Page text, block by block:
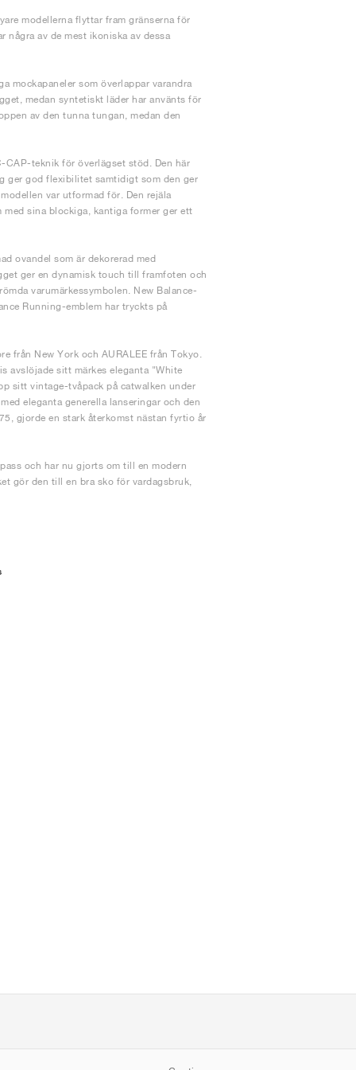
modellerna flyttar fram gränserna för
av de mest ikoniska av dessa
mockapaneler som överlappar varandra
medan syntetiskt läder har använts för
av den tunna tungan, medan den
CAP-teknik för överlägset stöd. Den här
ger god flexibilitet samtidigt som den ger
var utformad för. Den rejäla
sina blockiga, kantiga former ger ett
ovandel som är dekorerad med
ger en dynamisk touch till framfoten och
varumärkessymbolen. New Balance-
Running-emblem har tryckts på
från New York och AURALEE från Tokyo.
avslöjade sitt märkes eleganta "White
sitt vintage-tvåpack på catwalken under
eleganta generella lanseringar och den
gjorde en stark återkomst nästan fyrtio år
och har nu gjorts om till en modern
gör den till en bra sko för vardagsbruk,